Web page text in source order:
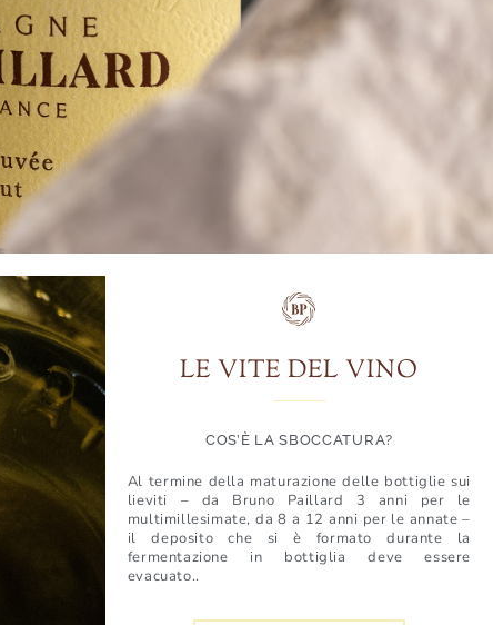
LE VITE DEL VINO
COS’È LA SBOCCATURA?
Al termine della maturazione delle bottiglie sui
lieviti – da Bruno Paillard 3 anni per le
multimillesimate, da 8 a 12 anni per le annate –
il deposito che si è formato durante la
fermentazione in bottiglia deve essere
evacuato..